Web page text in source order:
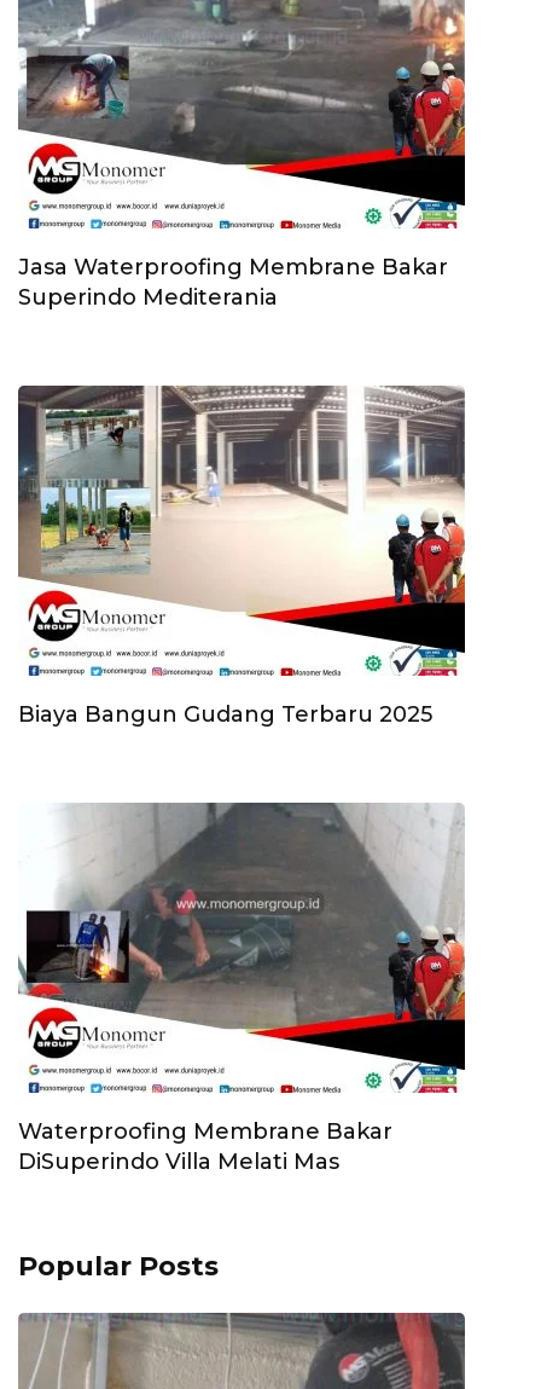
Jasa Waterproofing Membrane Bakar
Superindo Mediterania
Biaya Bangun Gudang Terbaru 2025
Waterproofing Membrane Bakar
DiSuperindo Villa Melati Mas
Popular Posts